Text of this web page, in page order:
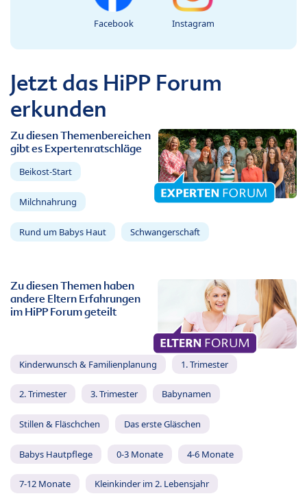
Facebook Instagram
Jetzt das HiPP Forum
erkunden
Zu diesen Themenbereichen
gibt es Expertenratschläge
Beikost-Start
Milchnahrung
Rund um Babys Haut Schwangerschaft
Zu diesen Themen haben
andere Eltern Erfahrungen
im HiPP Forum geteilt
Kinderwunsch & Familienplanung 1. Trimester
2. Trimester 3. Trimester Babynamen
Stillen & Fläschchen Das erste Gläschen
Babys Hautpflege 0-3 Monate 4-6 Monate
7-12 Monate Kleinkinder im 2. Lebensjahr